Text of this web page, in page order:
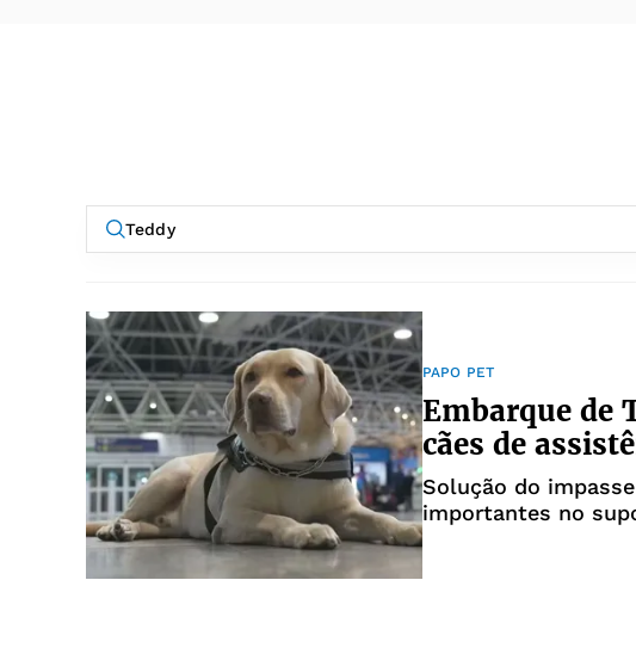
PAPO PET
Embarque de
cães de
Solução do
importantes no